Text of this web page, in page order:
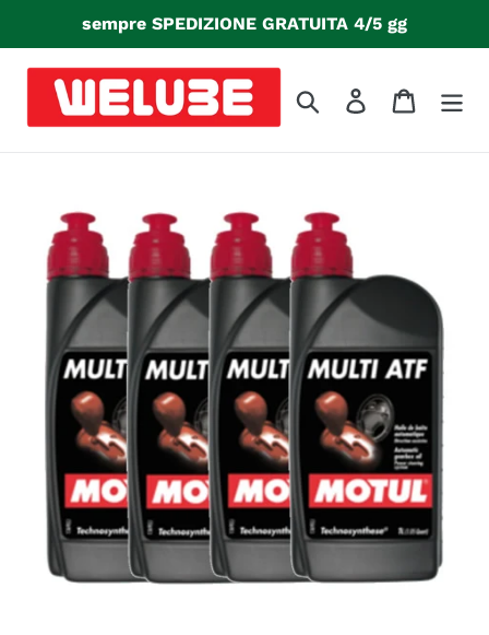
direttamente
contenuti
sempre SPEDIZIONE GRATUITA 4/5 gg
Cerca Accedi Carrello